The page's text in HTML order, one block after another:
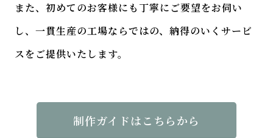
また、初めてのお客様にも丁寧にご要望をお伺い
し、一貫生産の工場ならではの、納得のいくサービ
スをご提供いたします。
制作ガイドはこちらから